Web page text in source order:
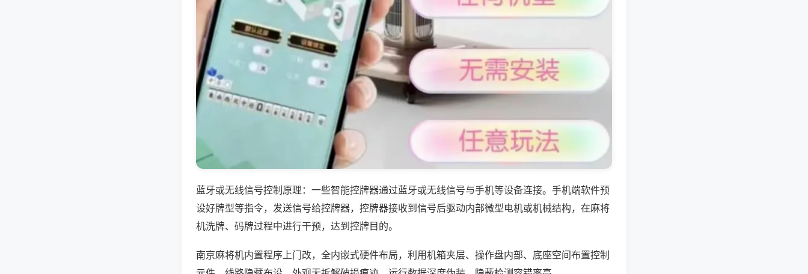
蓝牙或无线信号控制原理：一些智能控牌器通过蓝牙或无线信号与手机等设备连接。手机端软件预
设好牌型等指令，发送信号给控牌器，控牌器接收到信号后驱动内部微型电机或机械结构，在麻将
机洗牌、码牌过程中进行干预，达到控牌目的。
南京麻将机内置程序上门改，全内嵌式硬件布局，利用机箱夹层、操作盘内部、底座空间布置控制